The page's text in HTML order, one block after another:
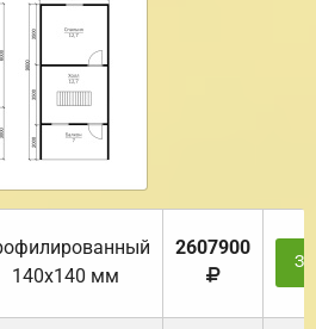
140х140 мм
2607900